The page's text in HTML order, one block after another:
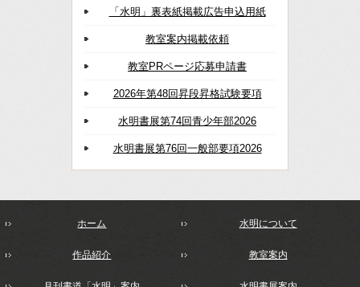
「水明」裏表紙掲載広告申込用紙
教室案内掲載依頼
教室PRページ応募申請書
2026年第48回昇段昇格試験要項
水明書展第74回青少年部2026
水明書展第76回一般部要項2026
ホーム 水明について
作品紹介 教室案内